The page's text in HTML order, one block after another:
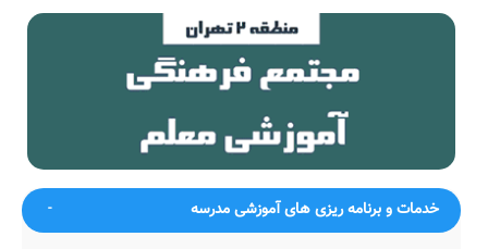
تو را که مایهٔ خلد است نیاز همتا
نیست
از این مثال گزینم روان در اطراف است
ز مُصحَف رخ دلدار آیتی بر خوان
که آن بیان مقامات کشف کشّاف است
ضمناً یادآور می شود اطلاعات مندرج در این صفحه توسط موتورهای
جستجوی هوشمند سامانه های آنلاین گردآوری شده است. به همین جهت
این خصوص دارید عمیقاً خواهشمندیم ما را جهت اصلاح و تکمیل این
اطلاعات یاری نمایید. سامانه مدرسانه ، مشتاقانه پذیرای دیدگاه ها و نقطه
خدمات و برنامه ریزی های آموزشی مدرسه